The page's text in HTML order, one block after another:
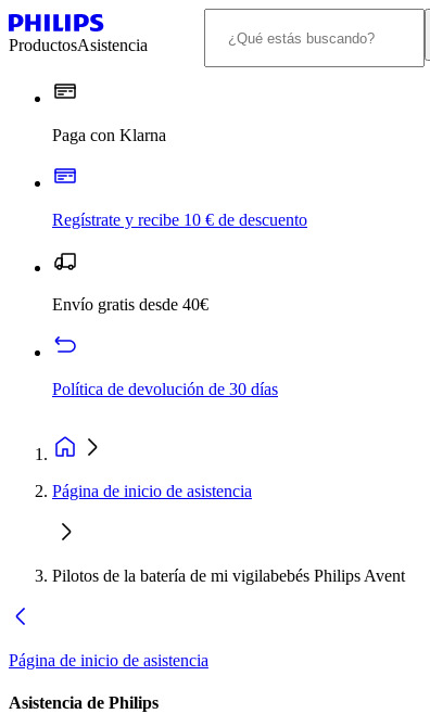
ProductosAsistencia
Paga con Klarna
Regístrate y recibe 10 € de descuento
Envío gratis desde 40€
Política de devolución de 30 días
Página de inicio de asistencia
Pilotos de la batería de mi vigilabebés Philips Avent
Página de inicio de asistencia
Asistencia de Philips